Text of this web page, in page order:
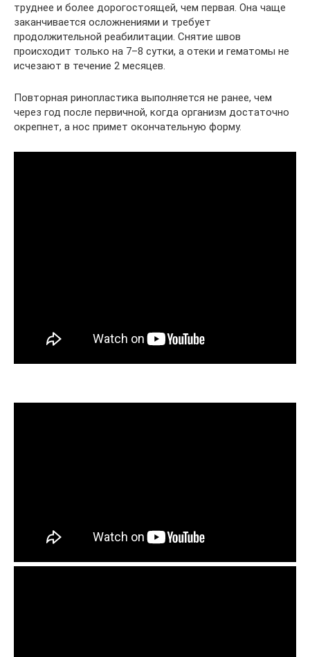
труднее и более дорогостоящей, чем первая. Она чаще
заканчивается осложнениями и требует
продолжительной реабилитации. Снятие швов
происходит только на 7–8 сутки, а отеки и гематомы не
исчезают в течение 2 месяцев.
Повторная ринопластика выполняется не ранее, чем
через год после первичной, когда организм достаточно
окрепнет, а нос примет окончательную форму.